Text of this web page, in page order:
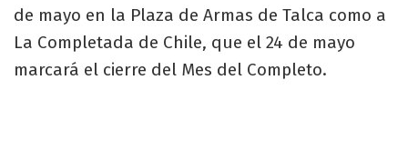
de mayo en la Plaza de Armas de Talca como a
La Completada de Chile, que el 24 de mayo
marcará el cierre del Mes del Completo.